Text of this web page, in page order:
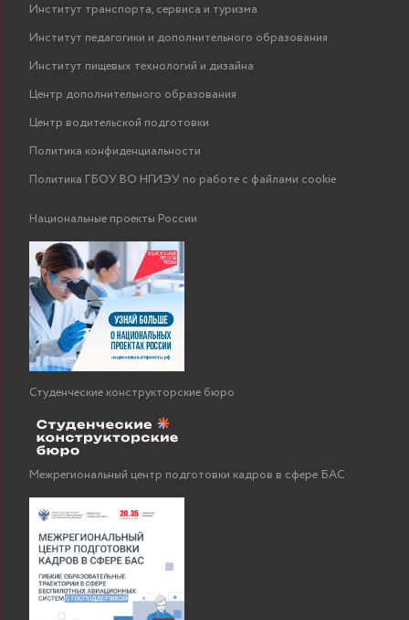
Институт транспорта, сервиса и туризма
Институт педагогики и дополнительного образования
Институт пищевых технологий и дизайна
Центр дополнительного образования
Центр водительской подготовки
Политика конфиденциальности
Политика ГБОУ ВО НГИЭУ по работе с файлами cookie
Национальные проекты России
Студенческие конструкторские бюро
Межрегиональный центр подготовки кадров в сфере БАС